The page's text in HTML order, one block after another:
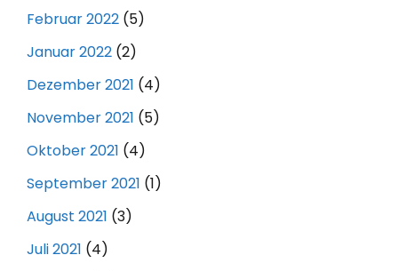
Februar 2022 (5)
Januar 2022 (2)
Dezember 2021 (4)
November 2021 (5)
Oktober 2021 (4)
September 2021 (1)
August 2021 (3)
Juli 2021 (4)